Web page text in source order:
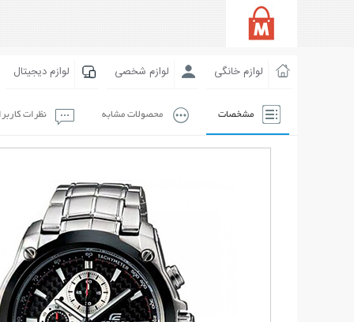
لوازم خانگی لوازم شخصی لوازم دیجیتال
مشخصات محصولات مشابه نظرات